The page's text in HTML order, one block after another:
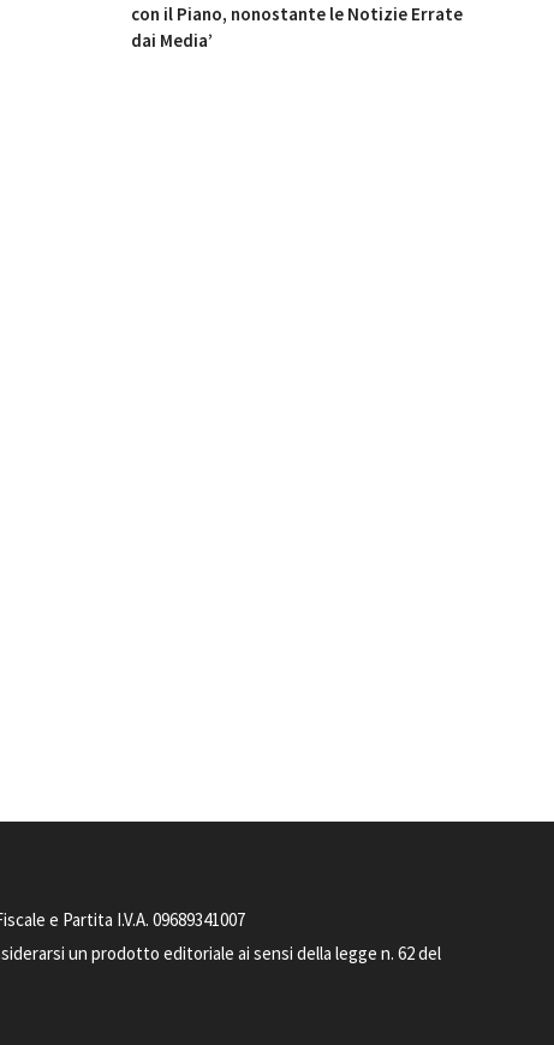
con il Piano, nonostante le Notizie Errate
dai Media’
e Partita I.V.A. 09689341007
un prodotto editoriale ai sensi della legge n. 62 del